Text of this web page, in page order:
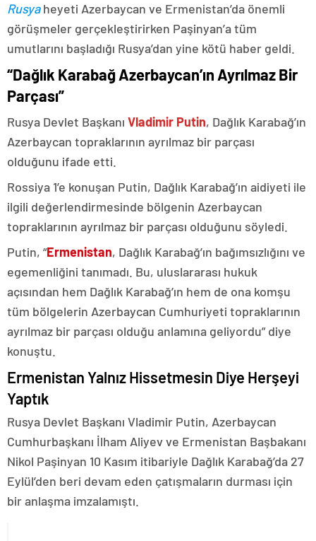
Rusyaheyeti Azerbaycan ve Ermenistan’da önemli
görüşmeler gerçekleştirirken Paşinyan’a tüm
umutlarını başladığı Rusya’dan yine kötü haber geldi.
“Dağlık Karabağ Azerbaycan’ın Ayrılmaz Bir
Parçası”
Rusya Devlet Başkanı Vladimir Putin, Dağlık Karabağ’ın
Azerbaycan topraklarının ayrılmaz bir parçası
olduğunu ifade etti.
Rossiya 1’e konuşan Putin, Dağlık Karabağ’ın aidiyeti ile
ilgili değerlendirmesinde bölgenin Azerbaycan
topraklarının ayrılmaz bir parçası olduğunu söyledi.
Putin, “Ermenistan, Dağlık Karabağ’ın bağımsızlığını ve
egemenliğini tanımadı. Bu, uluslararası hukuk
açısından hem Dağlık Karabağ’ın hem de ona komşu
tüm bölgelerin Azerbaycan Cumhuriyeti topraklarının
ayrılmaz bir parçası olduğu anlamına geliyordu” diye
konuştu.
Ermenistan Yalnız Hissetmesin Diye Herşeyi
Yaptık
Rusya Devlet Başkanı Vladimir Putin, Azerbaycan
Cumhurbaşkanı İlham Aliyev ve Ermenistan Başbakanı
Nikol Paşinyan 10 Kasım itibariyle Dağlık Karabağ’da 27
Eylül’den beri devam eden çatışmaların durması için
bir anlaşma imzalamıştı.